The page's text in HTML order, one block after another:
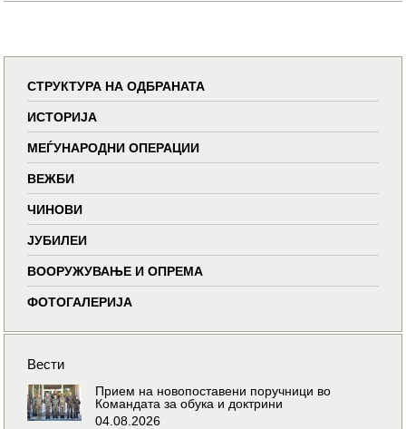
СТРУКТУРА НА ОДБРАНАТА
ИСТОРИЈА
МЕЃУНАРОДНИ ОПЕРАЦИИ
ВЕЖБИ
ЧИНОВИ
ЈУБИЛЕИ
ВООРУЖУВАЊЕ И ОПРЕМА
ФОТОГАЛЕРИЈА
Вести
Прием на новопоставени поручници во
Командата за обука и доктрини
04.08.2026